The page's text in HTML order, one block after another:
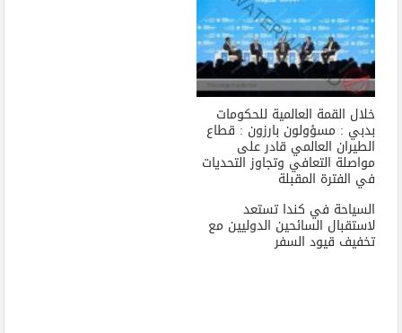
خلال القمة العالمية للحكومات
بدبي : مسؤولون بارزون : قطاع
الطيران العالمي قادر على
مواصلة التعافي وتجاوز التحديات
في الفترة المقبلة
السياحة في كندا تستعد
لاستقبال السائحين الدوليين مع
تخفيف قيود السفر